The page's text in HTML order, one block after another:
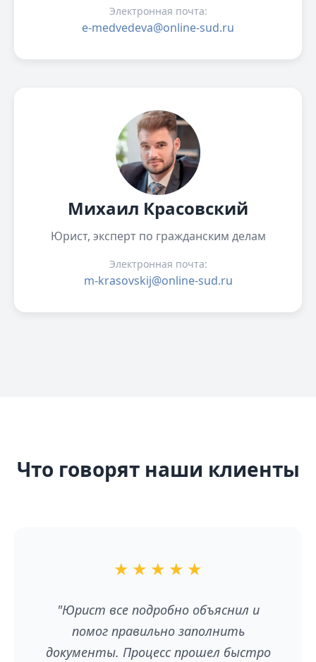
Электронная почта:
e-medvedeva@online-sud.ru
Михаил Красовский
Юрист, эксперт по гражданским делам
Электронная почта:
m-krasovskij@online-sud.ru
Что говорят наши клиенты
★ ★ ★ ★ ★
"Юрист все подробно объяснил и
помог правильно заполнить
документы. Процесс прошел быстро